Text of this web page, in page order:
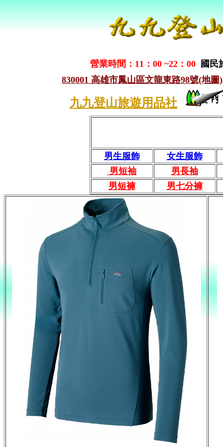
營業時間：11：00 ~22：00
國民
830001 高雄市鳳山區文龍東路98號(地圖)
九九登山旅遊用品社
男生服飾
女生服飾
男短袖
男長袖
男短褲
男七分褲